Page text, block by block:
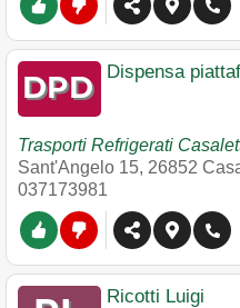
Dispensa
Trasporti Refrigerati
Sant'Angelo 15, 26852
037173981
Ricotti Luigi